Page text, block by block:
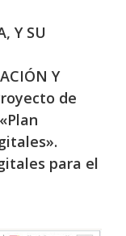
Y SU
Y
de
para el